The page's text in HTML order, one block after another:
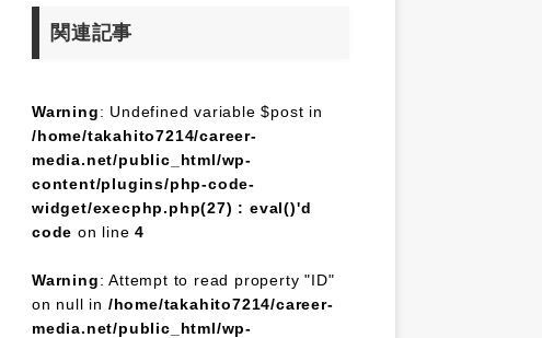
関連記事
Warning: Undefined variable $post in
/home/takahito7214/career-
media.net/public_html/wp-
content/plugins/php-code-
widget/execphp.php(27) : eval()'d
code on line4
Warning: Attempt to read property "ID"
on null in /home/takahito7214/career-
media.net/public_html/wp-